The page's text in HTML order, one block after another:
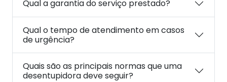
Qual a garantia do serviço prestado?
Qual o tempo de atendimento em casos
de urgência?
Quais são as principais normas que uma
desentupidora deve seguir?